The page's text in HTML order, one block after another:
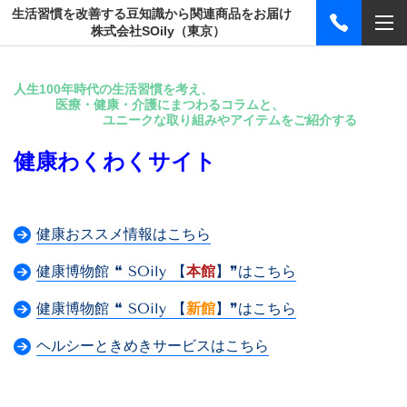
生活習慣を改善する豆知識から関連商品をお届け
株式会社SOily（東京）
人生100年時代の生活習慣を考え、
医療・健康・介護にまつわるコラムと、
ユニークな取り組みやアイテムをご紹介する
健康わくわくサイト
健康おススメ情報はこちら
健康博物館 ❝ SOily 【本館】❞はこちら
健康博物館 ❝ SOily 【新館】❞はこちら
ヘルシーときめきサービスはこちら